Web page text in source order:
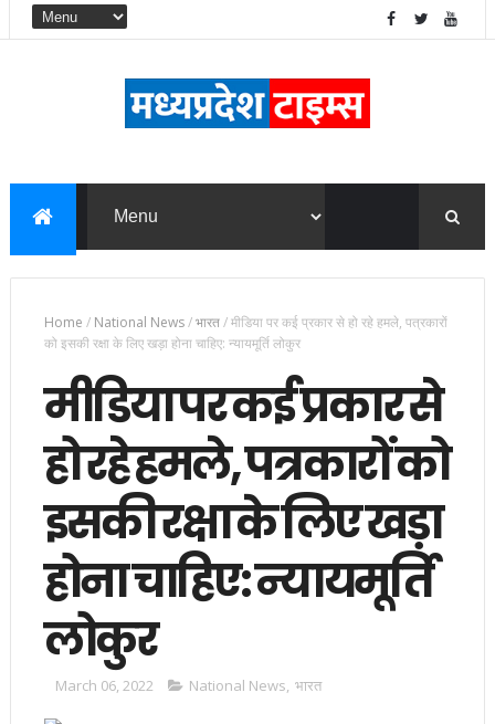
Home / National News/भारत/मीडिया पर कई प्रकार से हो रहे हमले, पत्रकारों
को इसकी रक्षा के लिए खड़ा होना चाहिए: न्यायमूर्ति लोकुर
मीडिया पर कई प्रकार से
हो रहे हमले, पत्रकारों को
इसकी रक्षा के लिए खड़ा
होना चाहिए: न्यायमूर्ति
लोकुर
March 06, 2022 National News, भारत